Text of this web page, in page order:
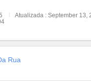
Atualizada : September 13,
Rua